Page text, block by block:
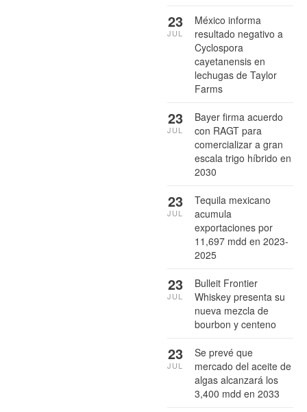
México informa
resultado negativo a
Cyclospora
cayetanensis en
lechugas de Taylor
Farms
23
JUL
Bayer firma acuerdo
con RAGT para
comercializar a gran
escala trigo híbrido en
2030
23
JUL
Tequila mexicano
acumula
exportaciones por
11,697 mdd en 2023-
2025
23
JUL
Bulleit Frontier
Whiskey presenta su
nueva mezcla de
bourbon y centeno
23
JUL
Se prevé que
mercado del aceite de
algas alcanzará los
3,400 mdd en 2033
23
JUL